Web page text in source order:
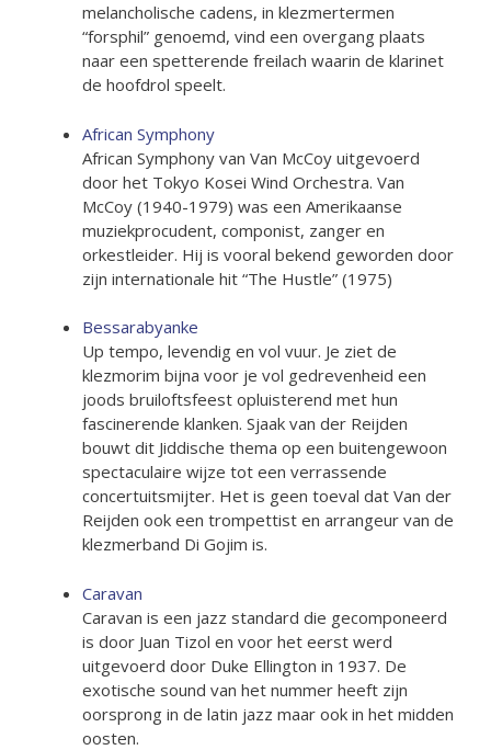
melancholische cadens, in klezmertermen
“forsphil” genoemd, vind een overgang plaats
naar een spetterende freilach waarin de klarinet
de hoofdrol speelt.
African Symphony
African Symphony van Van McCoy uitgevoerd
door het Tokyo Kosei Wind Orchestra. Van
McCoy (1940-1979) was een Amerikaanse
muziekprocudent, componist, zanger en
orkestleider. Hij is vooral bekend geworden door
zijn internationale hit “The Hustle” (1975)
Bessarabyanke
Up tempo, levendig en vol vuur. Je ziet de
klezmorim bijna voor je vol gedrevenheid een
joods bruiloftsfeest opluisterend met hun
fascinerende klanken. Sjaak van der Reijden
bouwt dit Jiddische thema op een buitengewoon
spectaculaire wijze tot een verrassende
concertuitsmijter. Het is geen toeval dat Van der
Reijden ook een trompettist en arrangeur van de
klezmerband Di Gojim is.
Caravan
Caravan is een jazz standard die gecomponeerd
is door Juan Tizol en voor het eerst werd
uitgevoerd door Duke Ellington in 1937. De
exotische sound van het nummer heeft zijn
oorsprong in de latin jazz maar ook in het midden
oosten.